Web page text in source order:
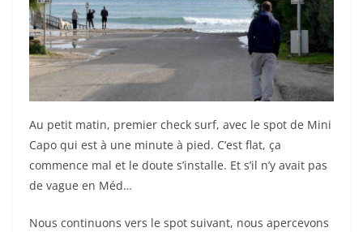
Au petit matin, premier check surf, avec le spot de Mini
Capo qui est à une minute à pied. C’est flat, ça
commence mal et le doute s’installe. Et s’il n’y avait pas
de vague en Méd…
Nous continuons vers le spot suivant, nous apercevons